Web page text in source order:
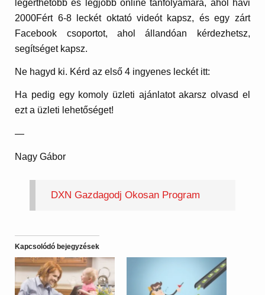
legérthetőbb és legjobb online tanfolyamára, ahol havi
2000Fért 6-8 leckét oktató videót kapsz, és egy zárt
Facebook csoportot, ahol állandóan kérdezhetsz,
segítséget kapsz.
Ne hagyd ki. Kérd az első 4 ingyenes leckét itt:
Ha pedig egy komoly üzleti ajánlatot akarsz olvasd el
ezt a üzleti lehetőséget!
—
Nagy Gábor
DXN Gazdagodj Okosan Program
Kapcsolódó bejegyzések